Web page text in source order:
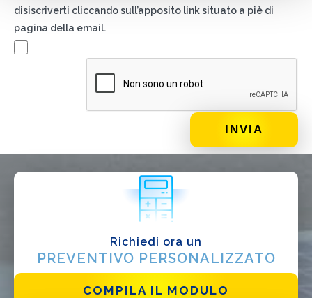
disiscriverti cliccando sull’apposito link situato a piè di
pagina della email.
Richiedi ora un
PREVENTIVO PERSONALIZZATO
COMPILA IL MODULO
Progettista
EPC
Distributore
Altro